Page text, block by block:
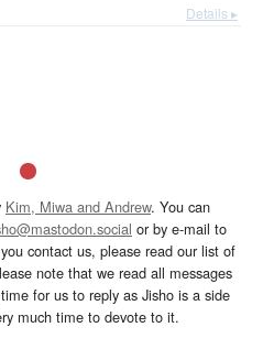
Details ▸
Kim, Miwa and Andrew. You can
or by e-mail to
contact us, please read our list of
note that we read all messages
for us to reply as Jisho is a side
much time to devote to it.